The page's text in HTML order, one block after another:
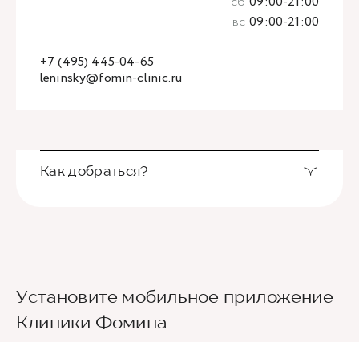
leninsky@fomin-clinic.ru
+7 (495) 445-04-65
вс 09:00-21:00
Как добраться?
второй вестибюль, далее направо. По улице
Новаторов движемся прямо, спускаемся по
лестнице и идем вдоль школ (путь лежит между
Установите мобильное приложение
Клиники Фомина